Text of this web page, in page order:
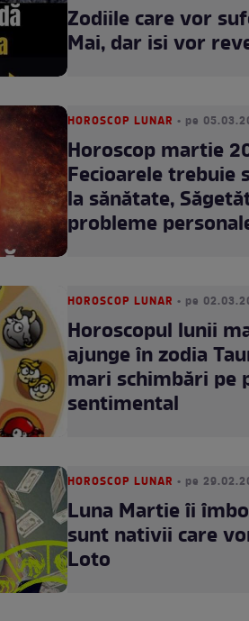
Zodiile care vor
Mai, dar isi vor
HOROSCOP LUNAR • pe
Horoscop martie
Fecioarele trebuie
la sănătate,
probleme
HOROSCOP LUNAR • pe
Horoscopul lunii
ajunge în zodia
mari schimbări pe
sentimental
HOROSCOP LUNAR • pe
Luna Martie îi
sunt nativii care
Loto